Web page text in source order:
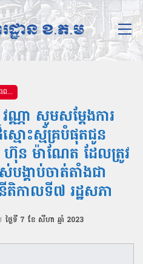
អគ្គបញ្ជាការដ្ឋាននៃកងយោធពលខេមរភូមិន្ទ
ណា សូមសម្តែងការ
មោះស្ម័គ្របំផុតជូន
ហ៊ុន ម៉ាណែត ដែលត្រូវ
បង្គាប់ចាត់តាំងជា
នីតិកាលទី៧ រដ្ឋសភា
ថ្ងៃទី 7 ខែ សីហា ឆ្នាំ 2023